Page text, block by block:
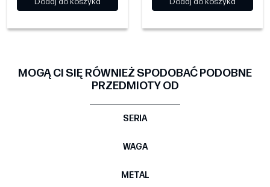
MOGĄ CI SIĘ RÓWNIEŻ SPODOBAĆ PODOBNE
PRZEDMIOTY OD
SERIA
WAGA
METAL